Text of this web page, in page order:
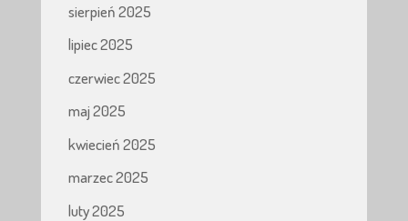
sierpień 2025
lipiec 2025
czerwiec 2025
maj 2025
kwiecień 2025
marzec 2025
luty 2025